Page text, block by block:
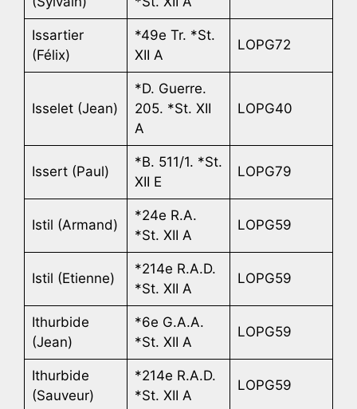
Issartier
(Félix)
*49e Tr. *St.
XII A
LOPG72
Isselet (Jean)
*D. Guerre.
205. *St. XII
A
LOPG40
Issert (Paul)
*B. 511/1. *St.
XII E
LOPG79
Istil (Armand)
*24e R.A.
*St. XII A
LOPG59
Istil (Etienne)
*214e R.A.D.
*St. XII A
LOPG59
Ithurbide
(Jean)
*6e G.A.A.
*St. XII A
LOPG59
Ithurbide
(Sauveur)
*214e R.A.D.
*St. XII A
LOPG59